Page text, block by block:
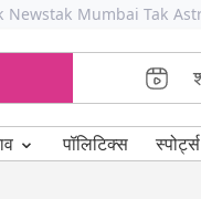
Newstak Mumbai Tak
⌄ पॉलिटिक्स स्पोर्ट्स